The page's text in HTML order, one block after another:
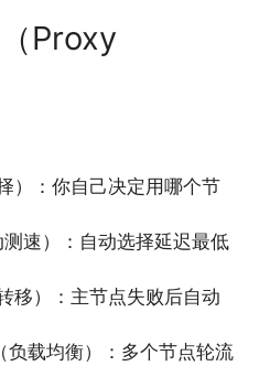
Proxy
）：你自己决定用哪个节
速）：自动选择延迟最低
移）：主节点失败后自动
载均衡）：多个节点轮流